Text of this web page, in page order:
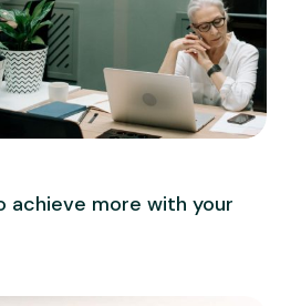
achieve more with your